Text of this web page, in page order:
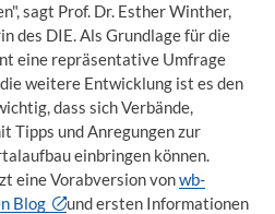
sagt Prof. Dr. Esther Winther,
des DIE. Als Grundlage für die
eine repräsentative Umfrage
weitere Entwicklung ist es den
dass sich Verbände,
Tipps und Anregungen zur
einbringen können.
eine Vorabversion vonwb-
Blog
und ersten Informationen